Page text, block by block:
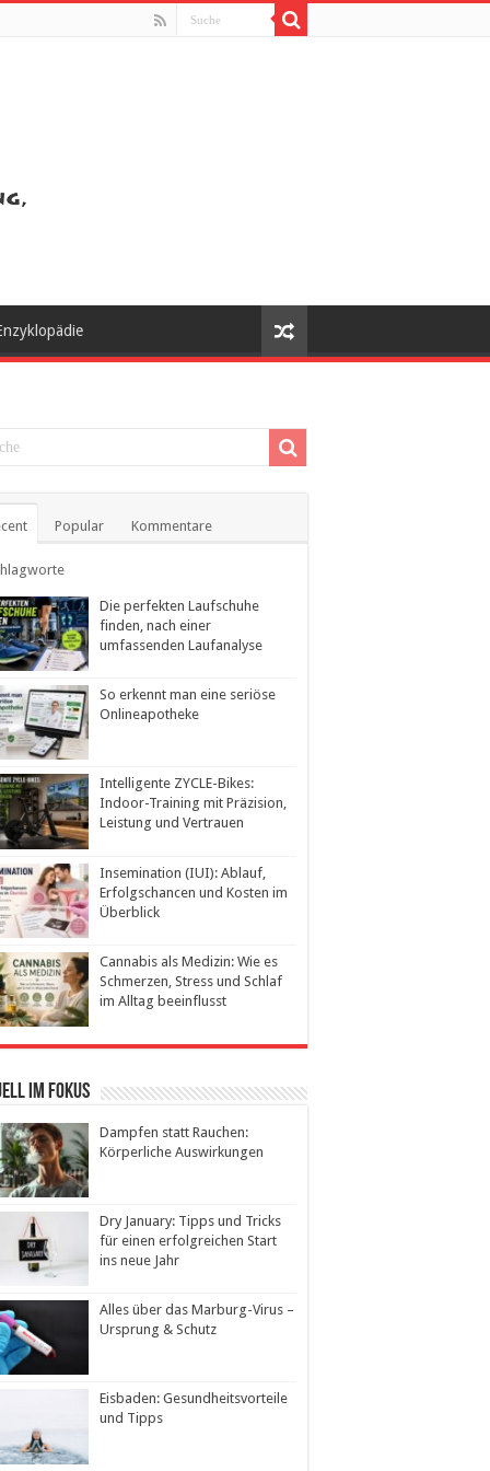
Popular Kommentare
Die perfekten Laufschuhe
finden, nach einer
umfassenden Laufanalyse
So erkennt man eine seriöse
Onlineapotheke
Intelligente ZYCLE-Bikes:
Indoor-Training mit Präzision,
Leistung und Vertrauen
Insemination (IUI): Ablauf,
Erfolgschancen und Kosten im
Überblick
Cannabis als Medizin: Wie es
Schmerzen, Stress und Schlaf
im Alltag beeinflusst
im Fokus
Dampfen statt Rauchen:
Körperliche Auswirkungen
Dry January: Tipps und Tricks
für einen erfolgreichen Start
ins neue Jahr
Alles über das Marburg-Virus –
Ursprung & Schutz
Eisbaden: Gesundheitsvorteile
und Tipps